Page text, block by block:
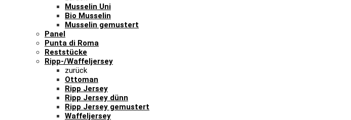
Musselin Uni
Bio Musselin
Musselin gemustert
Panel
Punta di Roma
Reststücke
Ripp-/Waffeljersey
zurück
Ottoman
Ripp Jersey
Ripp Jersey dünn
Ripp Jersey gemustert
Waffeljersey